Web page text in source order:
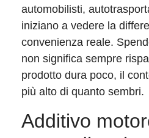
automobilisti,
iniziano a vedere la
convenienza reale.
non significa sempre
prodotto dura poco, il
più alto di quanto sembri.
Additivo